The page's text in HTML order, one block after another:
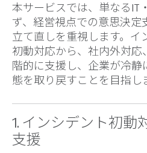
本サービスでは、単なるIT
ず、経営視点での意思決定
立て直しを重視します。イ
初動対応から、社内外対
階的に支援し、企業が冷
態を取り戻すことを目指し
1. インシデント初動
支援